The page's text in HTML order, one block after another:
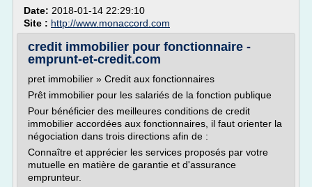
Date: 2018-01-14 22:29:10
Site : http://www.monaccord.com
credit immobilier pour fonctionnaire -
emprunt-et-credit.com
pret immobilier » Credit aux fonctionnaires
Prêt immobilier pour les salariés de la fonction publique
Pour bénéficier des meilleures conditions de credit
immobilier accordées aux fonctionnaires, il faut orienter la
négociation dans trois directions afin de :
Connaître et apprécier les services proposés par votre
mutuelle en matière de garantie et d'assurance
emprunteur.